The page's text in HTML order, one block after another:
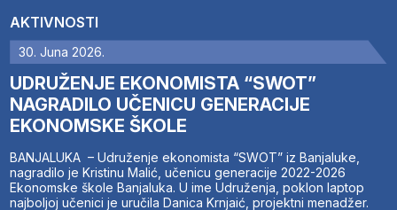
AKTIVNOSTI
30. Juna 2026.
UDRUŽENJE EKONOMISTA “SWOT”
NAGRADILO UČENICU GENERACIJE
EKONOMSKE ŠKOLE
BANJALUKA – Udruženje ekonomista “SWOT” iz Banjaluke,
nagradilo je Kristinu Malić, učenicu generacije 2022-2026
Ekonomske škole Banjaluka. U ime Udruženja, poklon laptop
najboljoj učenici je uručila Danica Krnjaić, projektni menadžer.